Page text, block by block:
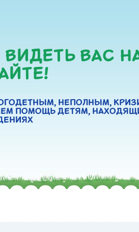
ВАС
НЕПОЛНЫМ,
ПОМОЩЬ ДЕТЯМ,